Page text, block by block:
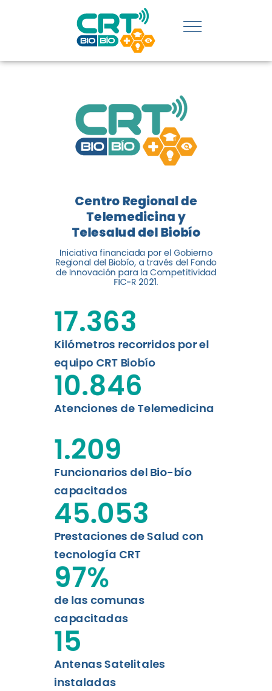
REGIÓN:
CONOCE
LOGROS
DE CRT
BIOBÍO
El Centro Regional de
Telemedicina y Telesalud del
Biobío presenta el balance de
tres años acercando la salud
digital a los habitantes...
Leer más
Centro Regional de
Telemedicina y
Telesalud del Biobío
Iniciativa financiada por el Gobierno
Regional del Biobío, a través del Fondo
de Innovación para la Competitividad
FIC-R 2021.
Kilómetros recorridos por el
equipo CRT Biobío
17.363
Atenciones de Telemedicina
10.846
Funcionarios del Bio-bío
capacitados
1.209
Prestaciones de Salud con
tecnología CRT
45.053
de las comunas
capacitadas
97%
Antenas Satelitales
instaladas
15